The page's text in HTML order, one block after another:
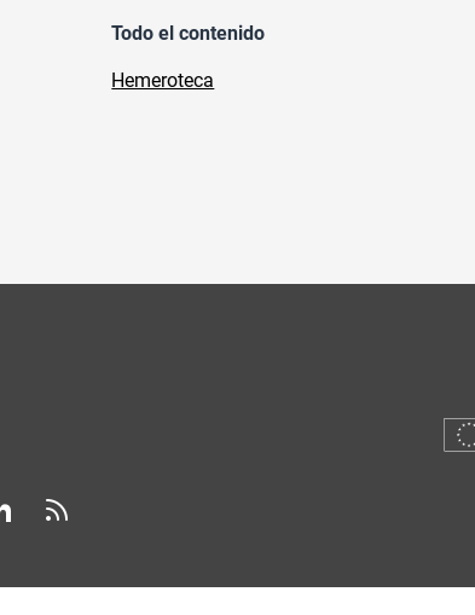
Todo el contenido
Hemeroteca